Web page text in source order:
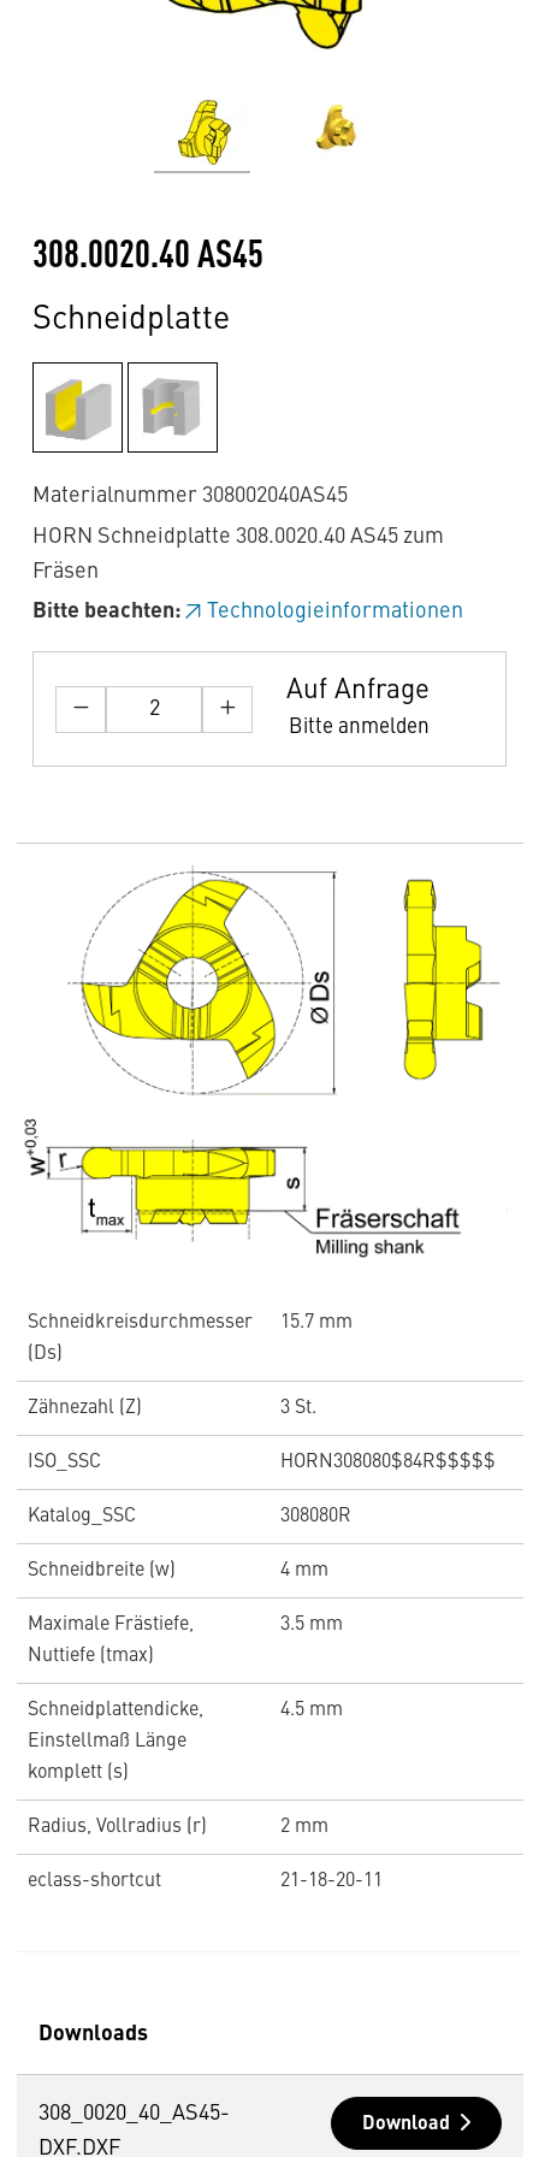
308.0020.40 AS45
Schneidplatte
Materialnummer 308002040AS45
HORN Schneidplatte 308.0020.40 AS45 zum
Fräsen
Bitte beachten:
Technologieinformationen
Auf Anfrage
Bitte anmelden
Schneidkreisdurchmesser
(Ds)
15.7 mm
Zähnezahl (Z) 3 St.
ISO_SSC HORN308080$84R$$$$$
Katalog_SSC 308080R
Schneidbreite (w) 4 mm
Maximale Frästiefe,
Nuttiefe (tmax)
3.5 mm
Schneidplattendicke,
Einstellmaß Länge
komplett (s)
4.5 mm
Radius, Vollradius (r) 2 mm
eclass-shortcut 21-18-20-11
Downloads
308_0020_40_AS45-
DXF.DXF
Download